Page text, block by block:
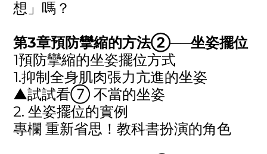
想」嗎？
第3章預防攣縮的方法②──坐姿擺位
1預防攣縮的坐姿擺位方式
1.抑制全身肌肉張力亢進的坐姿
▲試試看⑦ 不當的坐姿
2. 坐姿擺位的實例
專欄 重新省思！教科書扮演的角色